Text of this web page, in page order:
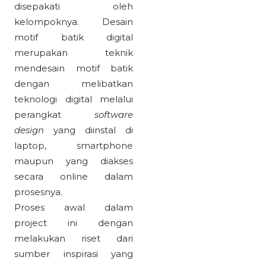
disepakati oleh
kelompoknya. Desain
motif batik digital
merupakan teknik
mendesain motif batik
dengan melibatkan
teknologi digital melalui
perangkat software
design yang diinstal di
laptop, smartphone
maupun yang diakses
secara online dalam
prosesnya.
Proses awal dalam
project ini dengan
melakukan riset dari
sumber inspirasi yang